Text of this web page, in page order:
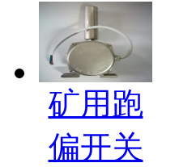
矿用跑
偏开关